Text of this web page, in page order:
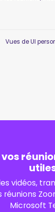
Vues de UI
vos
vidéos,
réunions
Microsoft